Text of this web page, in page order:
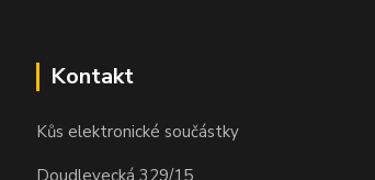
Kontakt
Kůs elektronické součástky
Doudlevecká 329/15